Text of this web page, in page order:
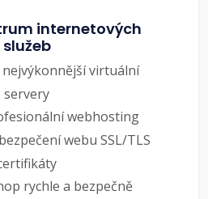
internetových
služeb
nejvýkonnější virtuální
servery
webhosting
webu SSL/TLS
rychle a bezpečně